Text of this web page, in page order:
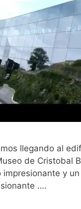
llegando al
de Cristobal
impresionante y
….